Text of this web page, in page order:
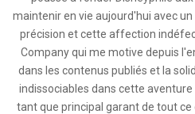
maintenir en vie aujourd'hui avec
précision et cette affection
Company qui me motive depuis
dans les contenus publiés et la
indissociables dans cette aventure
tant que principal garant de tout